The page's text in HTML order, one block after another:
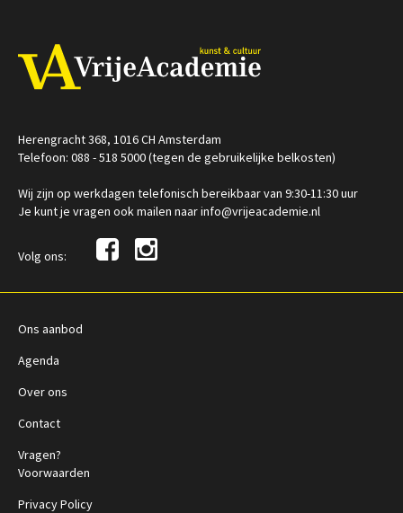
Herengracht 368, 1016 CH Amsterdam
Telefoon: 088 - 518 5000 (tegen de gebruikelijke belkosten)
Wij zijn op werkdagen telefonisch bereikbaar van 9:30-11:30 uur
Je kunt je vragen ook mailen naar info@vrijeacademie.nl
Volg ons:
Ons aanbod
Agenda
Over ons
Contact
Vragen?
Voorwaarden
Privacy Policy